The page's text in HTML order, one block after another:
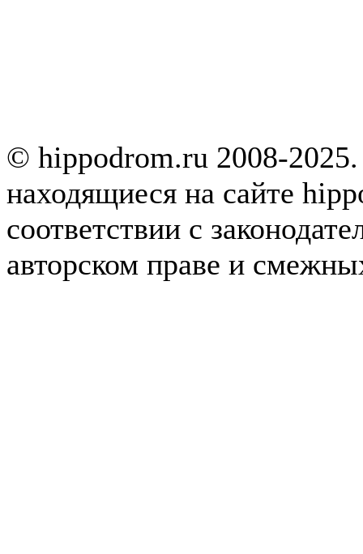
© hippodrom.ru 2008-
находящиеся на сайте
соответствии с
авторском праве и